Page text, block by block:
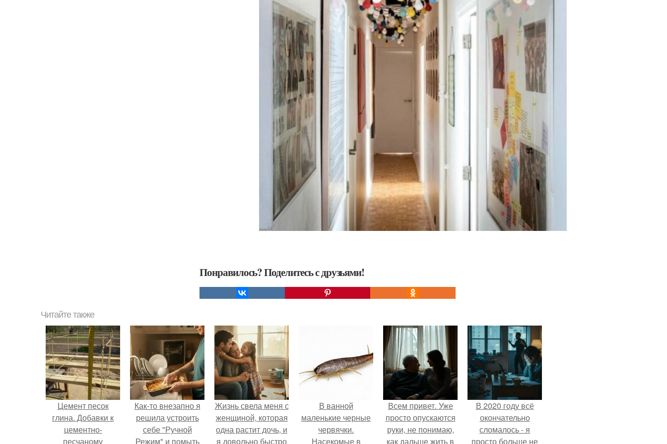
Понравилось? Поделитесь с друзьями!
Читайте также
Цемент песок
глина. Добавки к
цементно-
песчаному
Как-то внезапно я
решила устроить
себе "Ручной
Режим" и помыть
Жизнь свела меня с
женщиной, которая
одна растит дочь, и
я довольно быстро
В ванной
маленькие черные
червячки.
Насекомые в
Всем привет. Уже
просто опускаются
руки, не понимаю,
как дальше жить в
В 2020 году всё
окончательно
сломалось - я
просто больше не